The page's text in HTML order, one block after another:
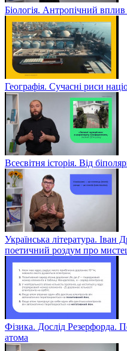
Біологія. Антропічний
Географія. Сучасні риси
Всесвітня історія. Від
Українська література.
поетичний роздум про
Фізика. Дослід Резерфорда.
атома